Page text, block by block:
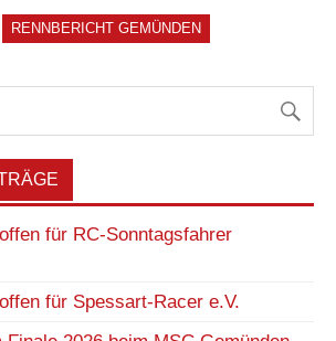
RENNBERICHT GEMÜNDEN
für RC-Sonntagsfahrer
für Spessart-Racer e.V.